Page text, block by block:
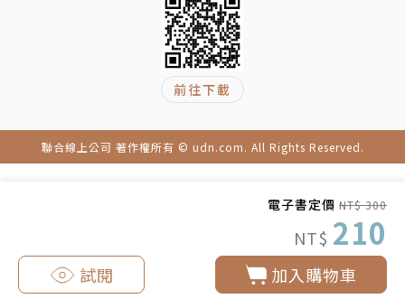
電子書定價 NT$ 300
NT$ 210
加入購物車
試閱
你以外可能再也沒有人認識你。
28 運氣與天賦，無法永遠支撐著你的世界，你總得
有一次是「真的準備好了」的。
29 老師，我們不是愛喝酒，我們也沒有很懶散。
易被你記得。
後記 我只想盡全力幫你完成夢想。
前往下載
聯合線上公司 著作權所有 © udn.com. All Rights Reserved.